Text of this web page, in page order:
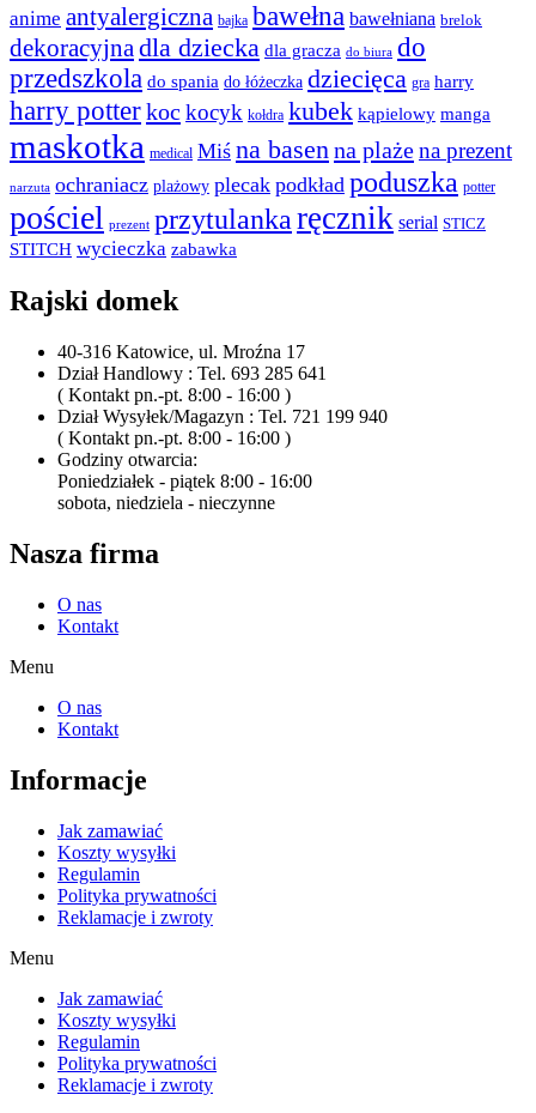
anime antyalergiczna bajka bawełna bawełniana brelok
dekoracyjna dla dziecka dla gracza do biura do
przedszkola do spania do łóżeczka dziecięca gra harry
harry potterkoc kocyk kołdra kubek kąpielowy manga
maskotka medical Miś na basenna plażena prezent
narzuta ochraniacz plażowy plecak podkład poduszka potter
pościel prezent przytulankaręcznik serial STICZ
STITCH wycieczka zabawka
Rajski domek
40-316 Katowice, ul. Mroźna 17
Dział Handlowy : Tel. 693 285 641
( Kontakt pn.-pt. 8:00 - 16:00 )
Dział Wysyłek/Magazyn : Tel. 721 199 940
( Kontakt pn.-pt. 8:00 - 16:00 )
Godziny otwarcia:
Poniedziałek - piątek 8:00 - 16:00
sobota, niedziela - nieczynne
Nasza firma
O nas
Kontakt
Menu
O nas
Kontakt
Informacje
Jak zamawiać
Koszty wysyłki
Regulamin
Polityka prywatności
Reklamacje i zwroty
Menu
Jak zamawiać
Koszty wysyłki
Regulamin
Polityka prywatności
Reklamacje i zwroty